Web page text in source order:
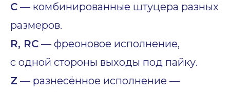
C — комбинированные штуцера разных
размеров.
R, RC — фреоновое исполнение,
с одной стороны выходы под пайку.
Z — разнесённое исполнение —